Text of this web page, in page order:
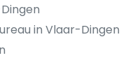
in Vlaar-Dingen